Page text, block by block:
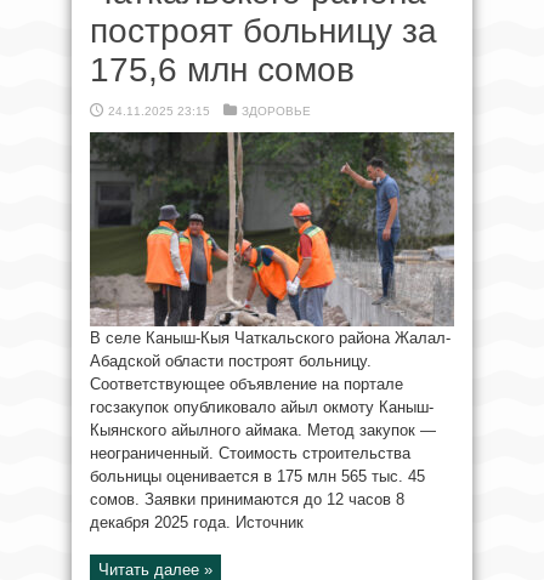
построят больницу за
175,6 млн сомов
24.11.2025 23:15 ЗДОРОВЬЕ
В селе Каныш-Кыя Чаткальского района Жалал-
Абадской области построят больницу.
Соответствующее объявление на портале
госзакупок опубликовало айыл окмоту Каныш-
Кыянского айылного аймака. Метод закупок —
неограниченный. Стоимость строительства
больницы оценивается в 175 млн 565 тыс. 45
сомов. Заявки принимаются до 12 часов 8
декабря 2025 года. Источник
Читать далее »